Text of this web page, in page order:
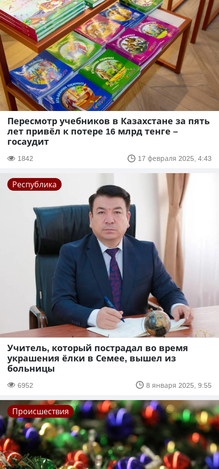
Пересмотр учебников в Казахстане за пять
лет привёл к потере 16 млрд тенге –
госаудит
1842 17 февраля 2025, 4:43
Республика
Учитель, который пострадал во время
украшения ёлки в Семее, вышел из
больницы
6952 8 января 2025, 9:55
Происшествия